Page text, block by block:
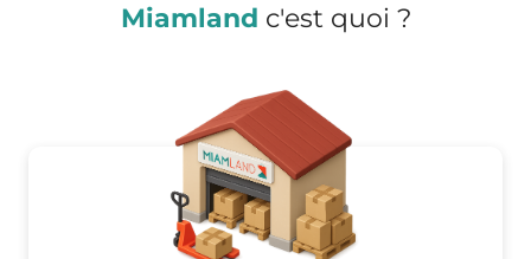
Miamland c'est quoi ?